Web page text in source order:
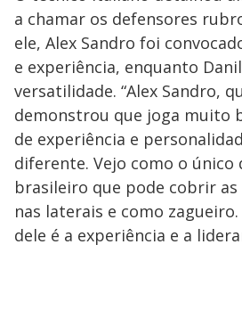
a chamar os defensores
ele, Alex Sandro foi
e experiência, enquanto
versatilidade. “Alex Sandro,
demonstrou que joga muito
de experiência e
diferente. Vejo como o único
brasileiro que pode cobrir
nas laterais e como
dele é a experiência e a